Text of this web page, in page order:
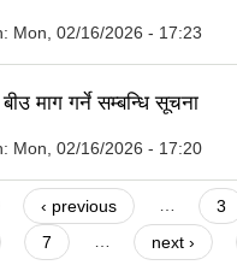
Mon, 02/16/2026 - 17:23
माग गर्ने सम्बन्धि सूचना
Mon, 02/16/2026 - 17:20
‹ previous … 3
7 … next ›